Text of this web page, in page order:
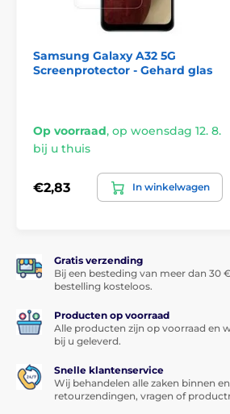
Ondanks al deze geweldige
Samsung Galaxy A32 5Gzeer dun
-
Dit betekent dat u het op het
*Afbeeldingen hebben alleen een
Applicatie lukt iedereen
Een ander groot voordeel van dit
smartphone echt kinderspel.
Perfecte hechting
In tegenstelling tot sommige
producten is het gehele oppervlak
adhesieve lijm, watabsoluut
het gehele oppervlakvan het
Er is dus geen risico dat de randen
Samsung Galaxy A32 5G
Screenprotector - Gehard glas
Op voorraad, op woensdag 12. 8.
bij u thuis
€2,83 In winkelwagen
Gratis verzending
Bij een besteding van meer dan 30
bestelling kosteloos.
Producten op voorraad
Alle producten zijn op voorraad en
bij u geleverd.
Snelle klantenservice
Wij behandelen alle zaken binnen
retourzendingen, vragen of